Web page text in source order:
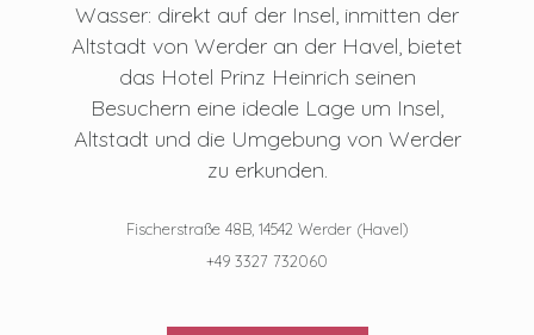
Wasser: direkt auf der Insel, inmitten der
Altstadt von Werder an der Havel, bietet
das Hotel Prinz Heinrich seinen
Besuchern eine ideale Lage um Insel,
Altstadt und die Umgebung von Werder
zu erkunden.
Fischerstraße 48B, 14542 Werder (Havel)
+49 3327 732060